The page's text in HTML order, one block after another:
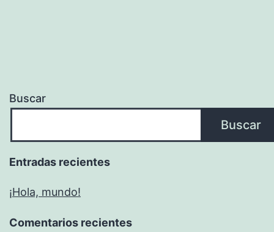
Buscar
Buscar
Entradas recientes
¡Hola, mundo!
Comentarios recientes